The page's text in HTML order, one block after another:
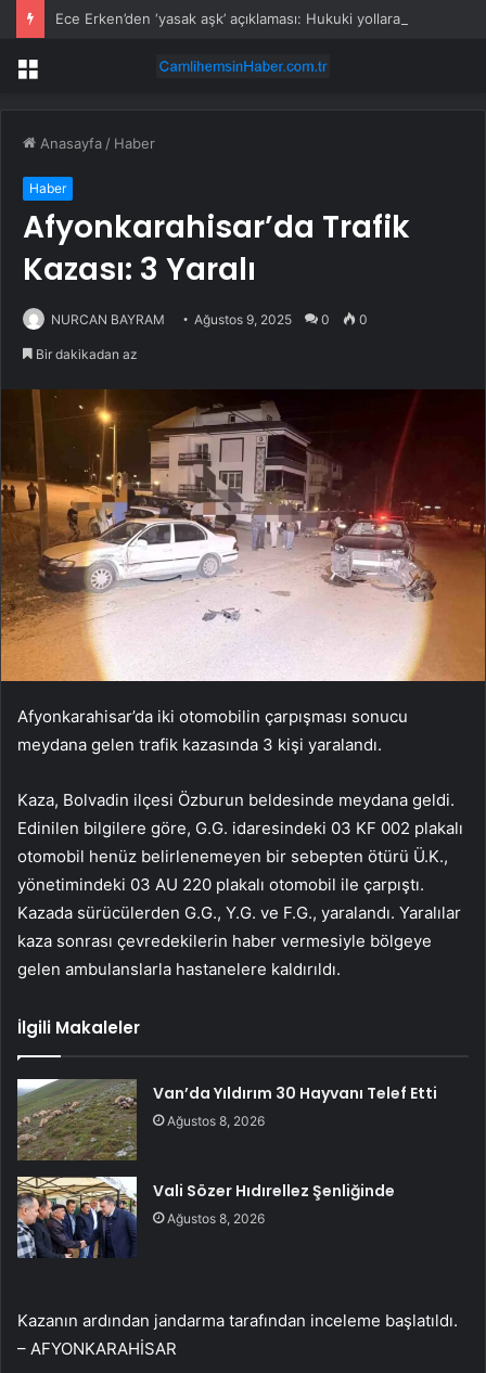
Menü
Anasayfa / Haber
Haber
Afyonkarahisar’da Trafik
Kazası: 3 Yaralı
NURCAN BAYRAM Ağustos 9, 2025 0 0
Bir dakikadan az
Afyonkarahisar’da iki otomobilin çarpışması sonucu
meydana gelen trafik kazasında 3 kişi yaralandı.
Kaza, Bolvadin ilçesi Özburun beldesinde meydana geldi.
Edinilen bilgilere göre, G.G. idaresindeki 03 KF 002 plakalı
otomobil henüz belirlenemeyen bir sebepten ötürü Ü.K.,
yönetimindeki 03 AU 220 plakalı otomobil ile çarpıştı.
Kazada sürücülerden G.G., Y.G. ve F.G., yaralandı. Yaralılar
kaza sonrası çevredekilerin haber vermesiyle bölgeye
gelen ambulanslarla hastanelere kaldırıldı.
İlgili Makaleler
Van’da Yıldırım 30 Hayvanı Telef Etti
Ağustos 8, 2026
Vali Sözer Hıdırellez Şenliğinde
Ağustos 8, 2026
Kazanın ardından jandarma tarafından inceleme başlatıldı.
– AFYONKARAHİSAR